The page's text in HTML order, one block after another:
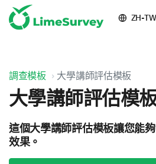
ZH-TW
調查模板 大學講師評估模板
大學講師評估模
這個大學講師評估模板讓您能
效果。